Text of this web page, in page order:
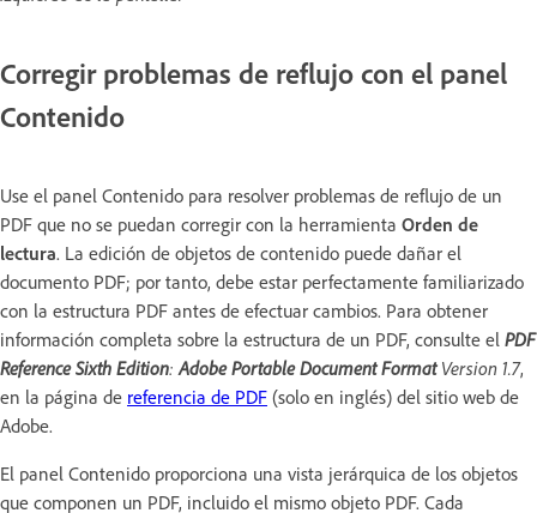
Corregir problemas de reflujo con el panel
Contenido
Use el panel Contenido para resolver problemas de reflujo de un
PDF que no se puedan corregir con la herramienta Orden de
lectura. La edición de objetos de contenido puede dañar el
documento PDF; por tanto, debe estar perfectamente familiarizado
con la estructura PDF antes de efectuar cambios. Para obtener
información completa sobre la estructura de un PDF, consulte el PDF
Reference Sixth Edition: Adobe Portable Document FormatVersion 1.7,
en la página de referencia de PDF (solo en inglés) del sitio web de
Adobe.
El panel Contenido proporciona una vista jerárquica de los objetos
que componen un PDF, incluido el mismo objeto PDF. Cada